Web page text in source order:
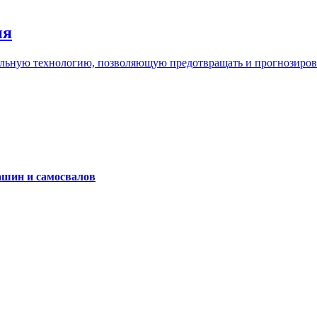
технологию, позволяющую предотвращать и
и самосвалов